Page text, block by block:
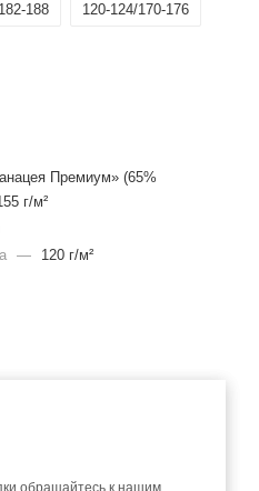
188 120-124/170-176
Премиум» (65%
г/м²
—
120 г/м²
обращайтесь к нашим